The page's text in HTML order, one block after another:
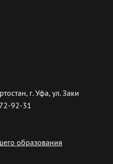
г. Уфа, ул. Заки
92-31
образования